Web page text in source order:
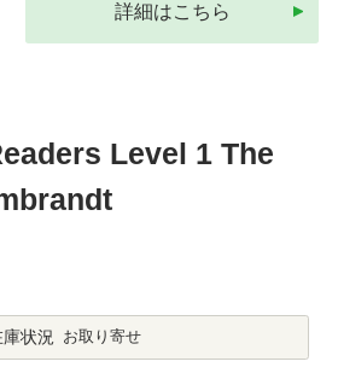
詳細はこちら
Level 1 The
庫状況 お取り寄せ